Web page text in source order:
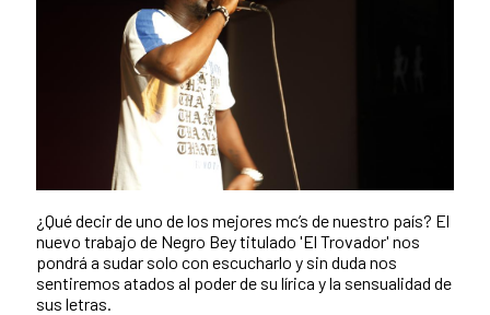
¿Qué decir de uno de los mejores mc’s de nuestro país? El
nuevo trabajo de Negro Bey titulado 'El Trovador' nos
pondrá a sudar solo con escucharlo y sin duda nos
sentiremos atados al poder de su lírica y la sensualidad de
sus letras.